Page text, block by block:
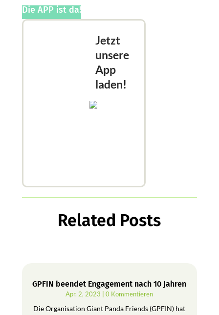
Die APP ist da!
Jetzt
unsere
App
laden!
Related Posts
GPFIN beendet Engagement nach 10 Jahren
Apr. 2, 2023 | 0 Kommentieren
Die Organisation Giant Panda Friends (GPFIN) hat